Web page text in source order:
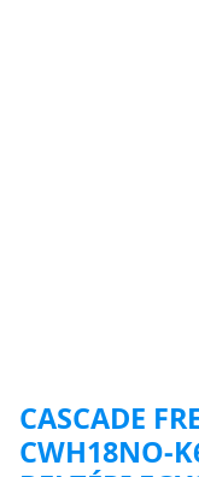
CASCADE
CWH18NO-